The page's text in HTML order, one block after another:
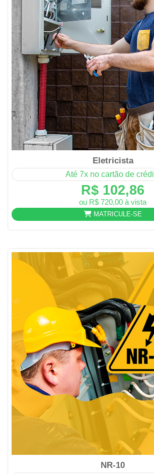
Eletricista
Até 7x no cartão de
R$ 102,86
ou R$ 720,00 à vista
MATRICULE-SE
NR-10